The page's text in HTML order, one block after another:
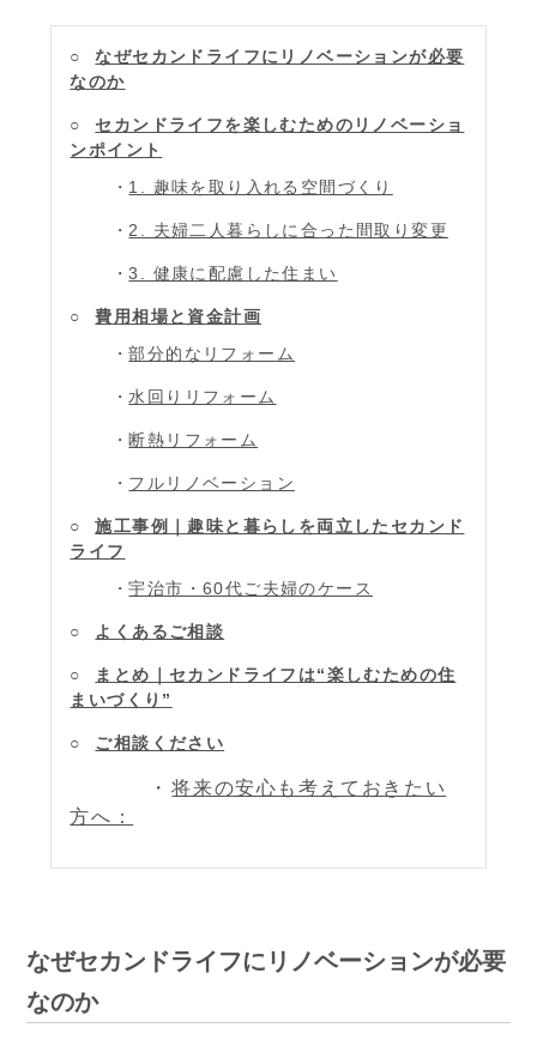
なぜセカンドライフにリノベーションが必要
なのか
セカンドライフを楽しむためのリノベーショ
ンポイント
1. 趣味を取り入れる空間づくり
2. 夫婦二人暮らしに合った間取り変更
3. 健康に配慮した住まい
費用相場と資金計画
部分的なリフォーム
水回りリフォーム
断熱リフォーム
フルリノベーション
施工事例｜趣味と暮らしを両立したセカンド
ライフ
宇治市・60代ご夫婦のケース
よくあるご相談
まとめ｜セカンドライフは“楽しむための住
まいづくり”
ご相談ください
将来の安心も考えておきたい
方へ：
なぜセカンドライフにリノベーションが必要
なのか